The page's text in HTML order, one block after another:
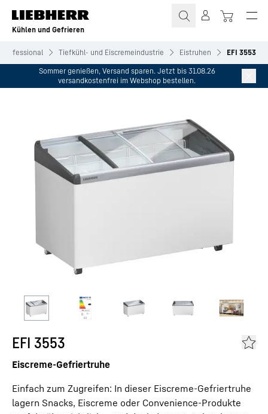
Zum Inhalt springen
Kühlen und Gefrieren
Professional Tiefkühl- und Eiscremeindustrie Eistruhen EFI 3553
Sommer genießen, Versand sparen. Jetzt bis 31.08.26
versandkostenfrei im Webshop bestellen.
EFI 3553
Eiscreme-Gefriertruhe
Einfach zum Zugreifen: In dieser Eiscreme-Gefriertruhe
lagern Snacks, Eiscreme oder Convenience-Produkte